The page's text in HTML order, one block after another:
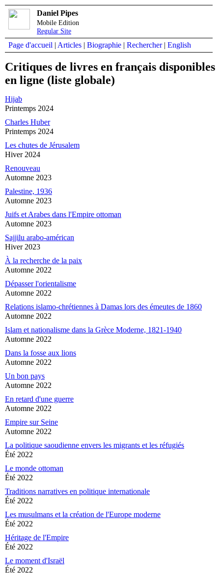
Daniel Pipes
Mobile Edition
Regular Site
Page d'accueil | Articles | Biographie | Rechercher| English
Critiques de livres en français disponibles
en ligne (liste globale)
Hijab
Printemps 2024
Charles Huber
Printemps 2024
Les chutes de Jérusalem
Hiver 2024
Renouveau
Automne 2023
Palestine, 1936
Automne 2023
Juifs et Arabes dans l'Empire ottoman
Automne 2023
Sajjilu arabo-américan
Hiver 2023
À la recherche de la paix
Automne 2022
Dépasser l'orientalisme
Automne 2022
Relations islamo-chrétiennes à Damas lors des émeutes de 1860
Automne 2022
Islam et nationalisme dans la Grèce Moderne, 1821-1940
Automne 2022
Dans la fosse aux lions
Automne 2022
Un bon pays
Automne 2022
En retard d'une guerre
Automne 2022
Empire sur Seine
Automne 2022
La politique saoudienne envers les migrants et les réfugiés
Été 2022
Le monde ottoman
Été 2022
Traditions narratives en politique internationale
Été 2022
Les musulmans et la création de l'Europe moderne
Été 2022
Héritage de l'Empire
Été 2022
Le moment d'Israël
Été 2022